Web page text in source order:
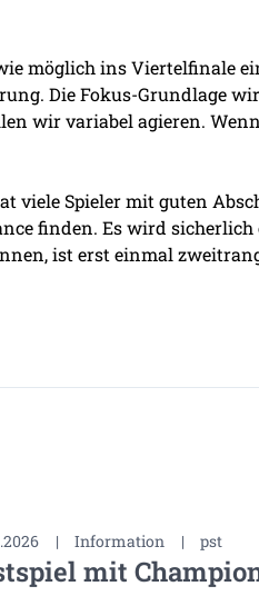
möglich ins Viertelfinale
Die Fokus-Grundlage
wir variabel agieren.
viele Spieler mit guten
finden. Es wird
ist erst einmal
| Information | pst
mit